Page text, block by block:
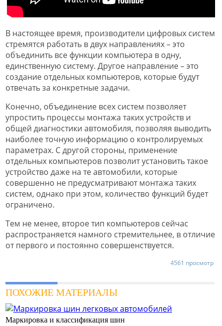
В настоящее время, производители цифровых систем
стремятся работать в двух направлениях – это
объединить все функции компьютера в одну,
единственную систему. Другое направление – это
создание отдельных компьютеров, которые будут
отвечать за конкретные задачи.
Конечно, объединение всех систем позволяет
упростить процессы монтажа таких устройств и
общей диагностики автомобиля, позволяя выводить
наиболее точную информацию о контролируемых
параметрах. С другой стороны, применение
отдельных компьютеров позволит установить такое
устройство даже на те автомобили, которые
совершенно не предусматривают монтажа таких
систем, однако при этом, количество функций будет
ограничено.
Тем не менее, второе тип компьютеров сейчас
распространяется намного стремительнее, в отличие
от первого и постоянно совершенствуется.
4561 просмотр
ПОХОЖИЕ МАТЕРИАЛЫ
Маркировка и классификация шин